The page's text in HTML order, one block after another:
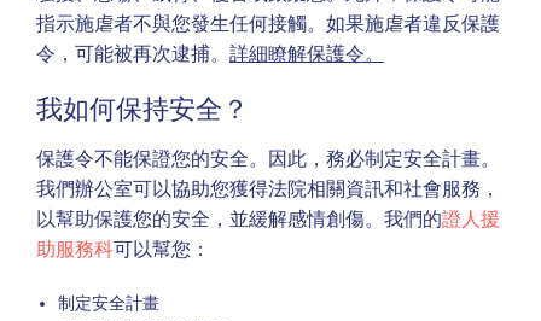
指示施虐者不與您發生任何接觸。如果施虐者違反保護
令，可能被再次逮捕。 詳細瞭解保護令。
我如何保持安全？
保護令不能保證您的安全。因此，務必制定安全計畫。
我們辦公室可以協助您獲得法院相關資訊和社會服務，
以幫助保護您的安全，並緩解感情創傷。我們的證人援
助服務科可以幫您：
制定安全計畫